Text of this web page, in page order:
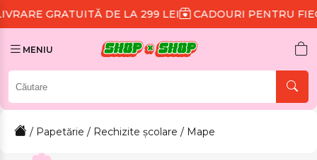
DE LA 299 LEI CADOURI PENTRU FIECARE
MENIU
/ Papetărie / Rechizite școlare / Mape